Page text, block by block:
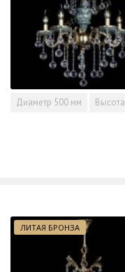
Диаметр 500 мм Высота
ЛИТАЯ БРОНЗА